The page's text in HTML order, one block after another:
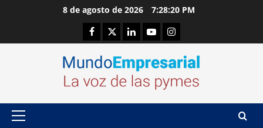
8 de agosto de 2026 7:28:21 PM
Facebook
TwitterLinkedinYoutubeInstagram
Menú